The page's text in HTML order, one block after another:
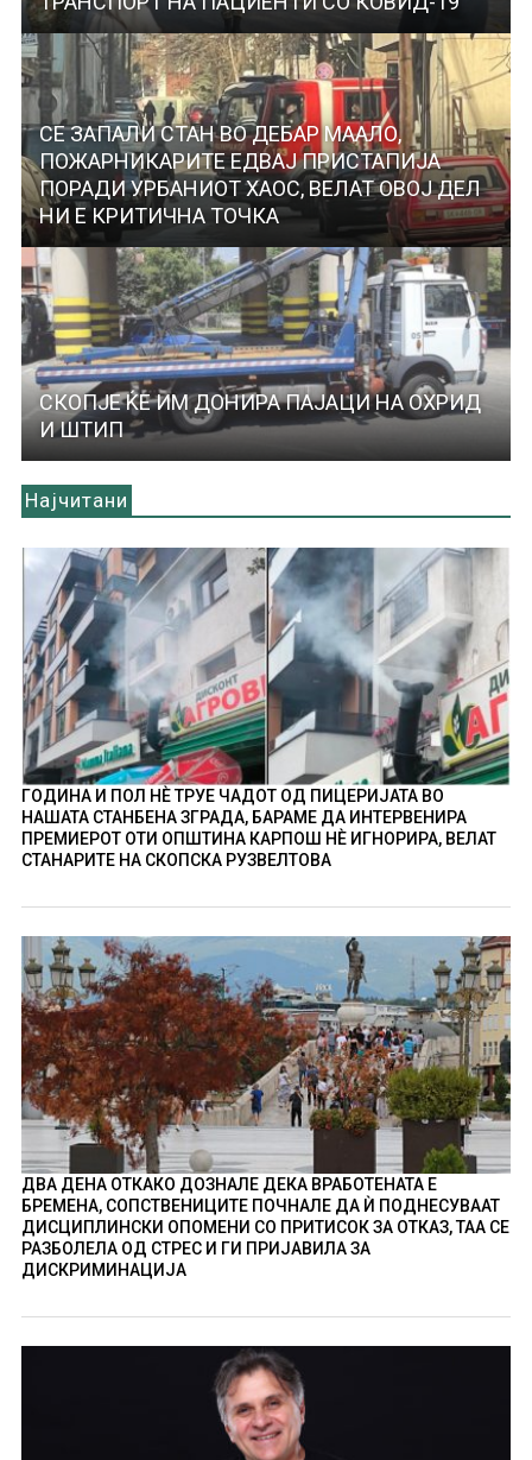
СЕ ЗАПАЛИ СТАН ВО ДЕБАР МААЛО,
ПОЖАРНИКАРИТЕ ЕДВАЈ ПРИСТАПИЈА
ПОРАДИ УРБАНИОТ ХАОС, ВЕЛАТ ОВОЈ ДЕЛ
НИ Е КРИТИЧНА ТОЧКА
СКОПЈЕ ЌЕ ИМ ДОНИРА ПАЈАЦИ НА ОХРИД
И ШТИП
Најчитани
ГОДИНА И ПОЛ НÈ ТРУЕ ЧАДОТ ОД ПИЦЕРИЈАТА ВО
НАШАТА СТАНБЕНА ЗГРАДА, БАРАМЕ ДА ИНТЕРВЕНИРА
ПРЕМИЕРОТ ОТИ ОПШТИНА КАРПОШ НÈ ИГНОРИРА, ВЕЛАТ
СТАНАРИТЕ НА СКОПСКА РУЗВЕЛТОВА
ДВА ДЕНА ОТКАКО ДОЗНАЛЕ ДЕКА ВРАБОТЕНАТА Е
БРЕМЕНА, СОПСТВЕНИЦИТЕ ПОЧНАЛЕ ДА Ѝ ПОДНЕСУВААТ
ДИСЦИПЛИНСКИ ОПОМЕНИ СО ПРИТИСОК ЗА ОТКАЗ, ТАА СЕ
РАЗБОЛЕЛА ОД СТРЕС И ГИ ПРИЈАВИЛА ЗА
ДИСКРИМИНАЦИЈА